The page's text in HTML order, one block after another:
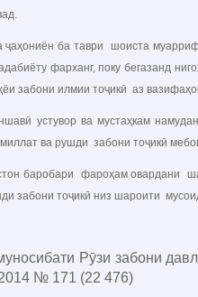
ба таври шоиста
фарханг, поку бегазанд
забони илмии тоҷикӣ аз
устувор ва мустаҳкам
ва рушди забони тоҷикӣ
баробари фароҳам овардани
забони тоҷикӣ низ шароити
Рӯзи забони
№ 171 (22 476)